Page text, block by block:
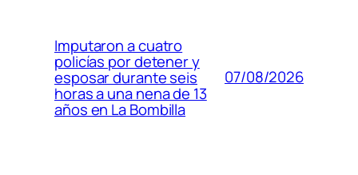
Imputaron a cuatro
policías por detener y
esposar durante seis
horas a una nena de 13
años en La Bombilla
07/08/2026